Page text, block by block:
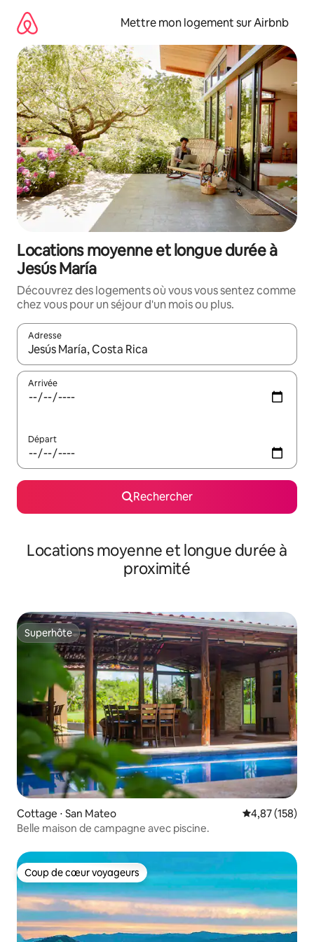
directement
contenu
Mettre mon logement sur Airbnb
Locations moyenne et longue durée à
Jesús María
Découvrez des logements où vous vous sentez comme
chez vous pour un séjour d'un mois ou plus.
Adresse
Lorsque les résultats s'affichent, utilisez les flèches vers le
Arrivée
Départ
Rechercher
Locations moyenne et longue durée à
proximité
Superhôte
Superhôte
Cottage ⋅ San Mateo Évaluation
4,87 (158)
Belle maison de campagne avec piscine.
Coup de cœur voyageurs
Coup de cœur voyageurs